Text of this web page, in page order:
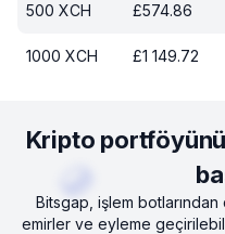
500 XCH £574.86
1000 XCH £1 149.72
Kripto
Bitsgap, işlem botlarından
emirler ve eyleme